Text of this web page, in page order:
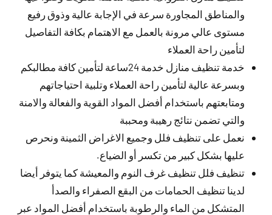
والمناطق المجاورة سرعة في الإجابة عالية وذوق رفيع
مستوى عالي مرونة بالعمل مع الاهتمام بكافة التفاصيل
لتأمين راحة العملاء
خدمة تنظيف منازل خدمة 24ساعة لتأمين كافة مطالبكم
وبسرعة عالية لتأمين راحة العملاء وتلبية احتياجاتهم
ومتابعتهم باستخدام أفضل المواد القوية والفعالة والامنة
والتي تضمن نتائج رهيبة ومحببة
نعمل على تنظيف فلل وجميع الاغراض الثمينة ونحرص
عليها بشكل كبير من تكسر أو الضياع.
تنظيف فلل تنظيف غرف النوم والمعيشة كما يتوفر أيضا
لدينا تنظيف الحمامات من البقع الصفراء والصدأ
المتشكل من الماء والرطوبة باستخدام أفضل المواد عبر